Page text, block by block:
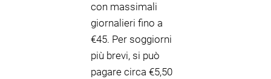
con massimali
giornalieri fino a
€45. Per soggiorni
più brevi, si può
pagare circa €5,50